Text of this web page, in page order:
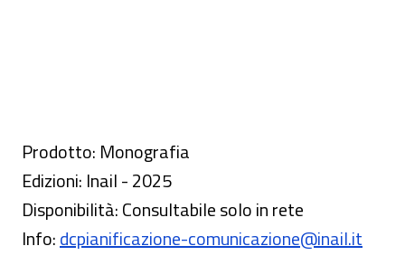
Prodotto: Monografia
Edizioni: Inail - 2025
Disponibilità: Consultabile solo in rete
Info:dcpianificazione-comunicazione@inail.it